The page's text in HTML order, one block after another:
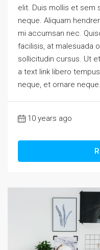
elit. Duis mollis et sem
neque. Aliquam
mi accumsan nec.
facilisis, at malesuada
sollicitudin cursus. Ut
a text link libero
neque, et ornare
10 years ago